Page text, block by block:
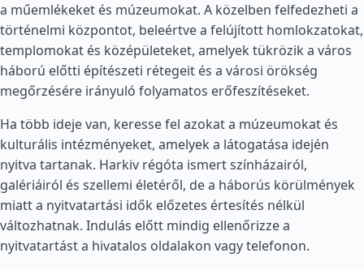
a műemlékeket és múzeumokat. A közelben felfedezheti a
történelmi központot, beleértve a felújított homlokzatokat,
templomokat és középületeket, amelyek tükrözik a város
háború előtti építészeti rétegeit és a városi örökség
megőrzésére irányuló folyamatos erőfeszítéseket.
Ha több ideje van, keresse fel azokat a múzeumokat és
kulturális intézményeket, amelyek a látogatása idején
nyitva tartanak. Harkiv régóta ismert színházairól,
galériáiról és szellemi életéről, de a háborús körülmények
miatt a nyitvatartási idők előzetes értesítés nélkül
változhatnak. Indulás előtt mindig ellenőrizze a
nyitvatartást a hivatalos oldalakon vagy telefonon.